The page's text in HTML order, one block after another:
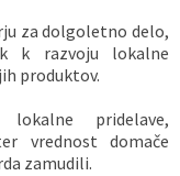
za dolgoletno delo,
k razvoju lokalne
produktov.
pridelave,
vrednost domače
zamudili.